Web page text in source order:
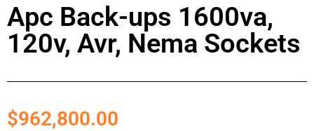
Apc Back-ups 1600va,
120v, Avr, Nema Sockets
$962,800.00